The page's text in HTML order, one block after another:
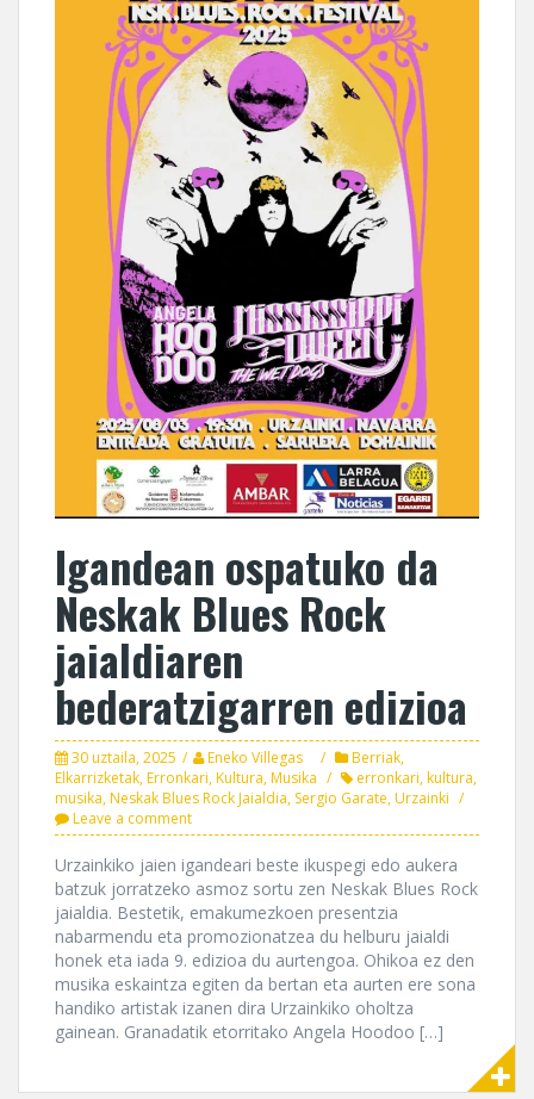
Igandean ospatuko da
Neskak Blues Rock
jaialdiaren
bederatzigarren edizioa
30 uztaila, 2025 Eneko Villegas Berriak,
Elkarrizketak,Erronkari,Kultura,Musika erronkari,kultura,
musika,Neskak Blues Rock Jaialdia, Sergio Garate,Urzainki
Leave a comment
Urzainkiko jaien igandeari beste ikuspegi edo aukera
batzuk jorratzeko asmoz sortu zen Neskak Blues Rock
jaialdia. Bestetik, emakumezkoen presentzia
nabarmendu eta promozionatzea du helburu jaialdi
honek eta iada 9. edizioa du aurtengoa. Ohikoa ez den
musika eskaintza egiten da bertan eta aurten ere sona
handiko artistak izanen dira Urzainkiko oholtza
gainean. Granadatik etorritako Angela Hoodoo […]